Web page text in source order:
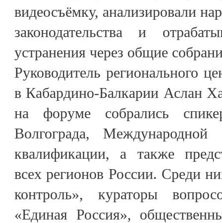
видеосъёмку, анализировали
законодательства и
устранения через общие
Руководитель регионального
в Кабардино-Балкарии Аслан
на форуме собрались
Волгограда,
квалификации, а также
всех регионов России. Среди
контроль», кураторы
«Единая Россия»,